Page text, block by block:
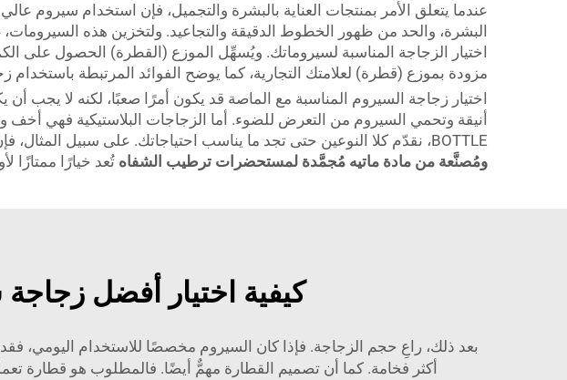
عندما يتعلق الأمر بمنتجات العناية بالبشرة والتجميل، فإن استخدام سيروم
اختيار الزجاجة المناسبة لسيروماتك. ويُسهِّل الموزع (القطرة) الحصول على
مزودة بموزع (قطرة) لعلامتك التجارية، كما يوضح الفوائد المرتبطة باستخدام
اختيار زجاجة السيروم المناسبة مع الماصة قد يكون أمرًا صعبًا، لكنه لا يجب
BOTTLE، نقدّم كلا النوعين حتى تجد ما يناسب احتياجاتك. على سبيل المثال، فإن زجاجتنا
ومُصنَّعة من مادة ماتيه مُجمَّدة لمستحضرات ترطيب الشفاه تُعد خيارًا ممتازًا
كيفية اختيار أفضل
بعد ذلك، راعِ حجم الزجاجة. فإذا كان السيروم مخصصًا للاستخدام اليومي، فقد
أكثر فخامة. كما أن تصميم القطارة مهمٌّ أيضًا. فالمطلوب هو قطارة